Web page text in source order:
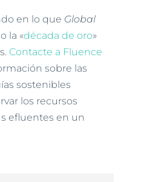
en lo que Global
la «década de oro»
Contacte a Fluence
sobre las
sostenibles
los recursos
efluentes en un